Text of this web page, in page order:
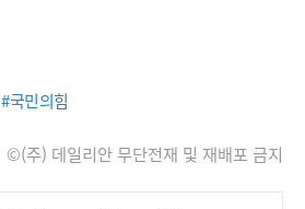
#국민의힘
©(주) 데일리안 무단전재 및 재배포 금지